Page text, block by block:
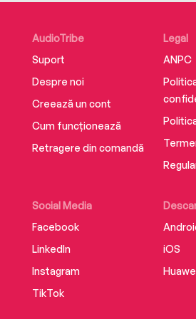
sharp things to say about how
world disorder came about
the Berlin Wall; how the
for an enemy has helped
how and why the media have,
less than helpful in drawing
political and global
AudioTribe
Suport
Despre noi
Creează un cont
Cum funcționează
Retragere din comandă
Social Media
Facebook
LinkedIn
Instagram
TikTok
iOS
Legal
ANPC